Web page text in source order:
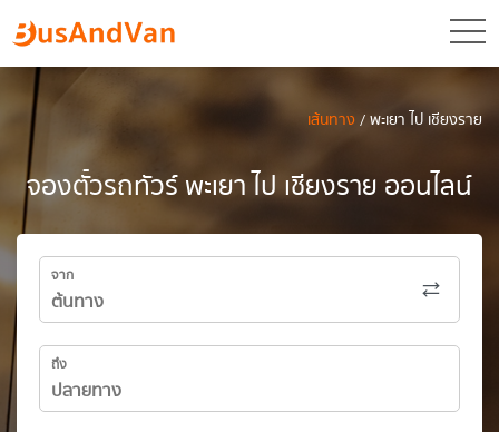
เส้นทาง/ พะเยา ไป เชียงราย
จองตั๋วรถทัวร์ พะเยา ไป เชียงราย ออนไลน์
จาก
ถึง